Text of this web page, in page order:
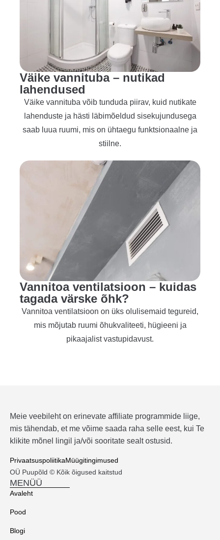
Väike vannituba – nutikad
lahendused
Väike vannituba võib tunduda piirav, kuid nutikate
lahenduste ja hästi läbimõeldud sisekujundusega
saab luua ruumi, mis on ühtaegu funktsionaalne ja
stiilne.
Vannitoa ventilatsioon – kuidas
tagada värske õhk?
Vannitoa ventilatsioon on üks olulisemaid tegureid,
mis mõjutab ruumi õhukvaliteeti, hügieeni ja
pikaajalist vastupidavust.
Meie veebileht on erinevate affiliate programmide liige,
mis tähendab, et me võime saada raha selle eest, kui Te
klikite mõnel lingil ja/või sooritate sealt ostusid.
PrivaatsuspoliitikaMüügitingimused
OÜ Puupõld © Kõik õigused kaitstud
MENÜÜ
Avaleht
Pood
Blogi